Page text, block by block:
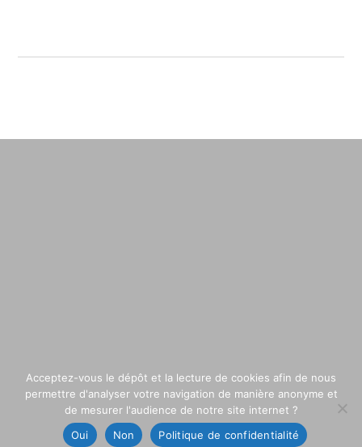
Acceptez-vous le dépôt et la lecture de cookies afin de nous
permettre d'analyser votre navigation de manière anonyme et
de mesurer l'audience de notre site internet ?
Oui
Non Politique de confidentialité